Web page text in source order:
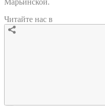
Читайте нас в